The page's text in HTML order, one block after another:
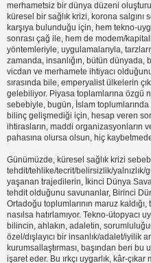
merhametsiz bir dünya düzeni
küresel bir sağlık krizi, korona
karşıya bulunduğu için, hem tekno-
sonrası çağ ile, hem de modem/
yöntemleriyle, uygulamalarıyla,
zamanda, insanlığın, bütün
vicdan ve merhamete ihtiyacı
sırasında bile, emperyalist ülkelerin
gelebiliyor. Piyasa toplamlarına özgü
sebebiyle, bugün, İslam
bilinç gelişmediği için, hesap veren
ihtirasların, maddi organizasyonların
pahasına olursa olsun, hiç
Günümüzde, küresel sağlık krizi
tehdit/tehlike/tecrit/belirsizlik/
yaşanan trajedilerin, İkinci Dünya
tehdit olduğunu savunanlar, Birinci
Ortadoğu toplumlarının maruz
nasılsa hatırlamıyor. Tekno-ütopyacı
bilincin, ahlakın, adaletin,
özel/dışlayıcı bir insanlık/adalet/iyilik
kurumsallaştırması, başından beri bu
işaret eder. Bu ırkçı uygarlık, kâr-